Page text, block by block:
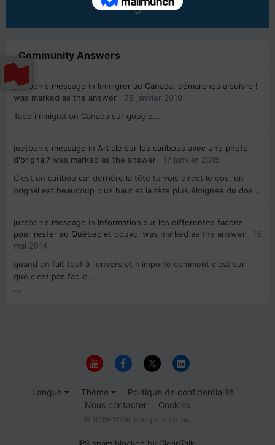
3
Community Answers
juetben's message in Immigrer au Canada, démarches a suivre !
was marked as the answer
28 janvier 2019
Tape immigration Canada sur google...
juetben's message in Article sur les caribous avec une photo
d'orignal? was marked as the answer
17 janvier 2015
C'est un caribou car derrière la tête tu vois direct le dos, un
orignal est beaucoup plus haut et la tête plus éloignée du dos...
juetben's message in Information sur les differentes facons
pour rester au Québec et pouvoi was marked as the answer
15
mai 2014
quand on fait tout à l'envers et n'importe comment c'est sur
que c'est pas facile...
...
Langue Thème
Politique de confidentialité
Nous contacter
Cookies
© 1999-2026 Immigrer.com Inc.